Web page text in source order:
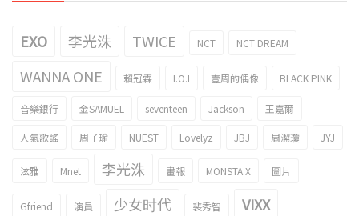
EXO 李光洙 TWICE NCT NCT DREAM
WANNA ONE 賴冠霖 I.O.I 壹周的偶像 BLACK PINK
音樂銀行 金SAMUEL seventeen Jackson 王嘉爾
人氣歌謠 周子瑜 NUEST Lovelyz JBJ 周潔瓊 JYJ
泫雅 Mnet 李光洙 畫報 MONSTA X 圖片
Gfriend 演員 少女时代 裴秀智 VIXX